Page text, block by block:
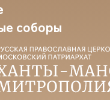
соборы